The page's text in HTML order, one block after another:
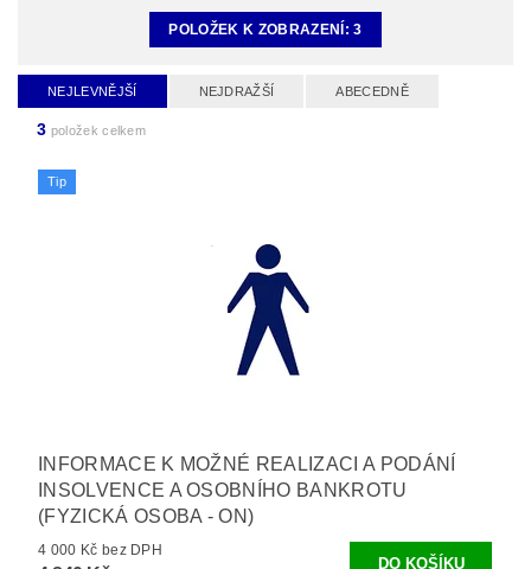
POLOŽEK K ZOBRAZENÍ:3
NEJLEVNĚJŠÍ NEJDRAŽŠÍ ABECEDNĚ
3 položek celkem
Tip
INFORMACE K MOŽNÉ REALIZACI A PODÁNÍ
INSOLVENCE A OSOBNÍHO BANKROTU
(FYZICKÁ OSOBA - ON)
4 000 Kč bez DPH